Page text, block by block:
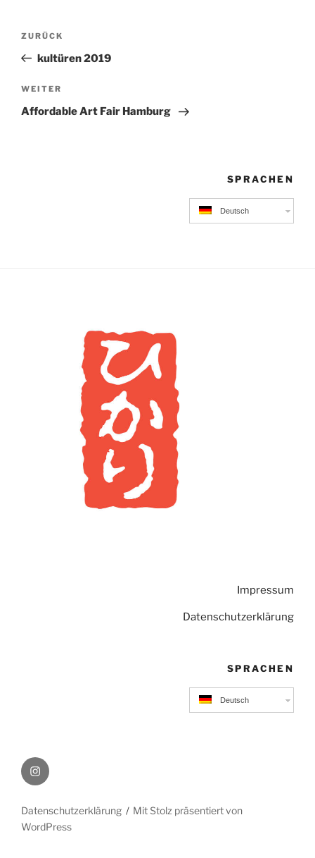
e
b
o
k
Beitragsnavigation
Vorheriger
Beitrag
ZURÜCK
kultüren 2019
Nächster
Beitrag
WEITER
Affordable Art Fair Hamburg
SPRACHEN
Deutsch
Impressum
Datenschutzerklärung
SPRACHEN
Deutsch
Instagram
Datenschutzerklärung
Mit Stolz präsentiert von
WordPress